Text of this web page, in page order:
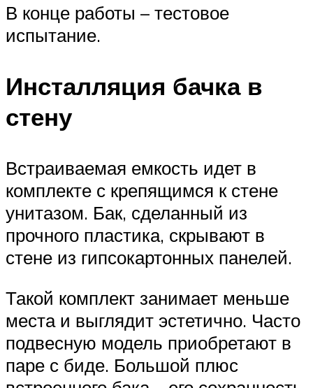
В конце работы – тестовое
испытание.
Инсталляция бачка в
стену
Встраиваемая емкость идет в
комплекте с крепящимся к стене
унитазом. Бак, сделанный из
прочного пластика, скрывают в
стене из гипсокартонных панелей.
Такой комплект занимает меньше
места и выглядит эстетично. Часто
подвесную модель приобретают в
паре с биде. Большой плюс